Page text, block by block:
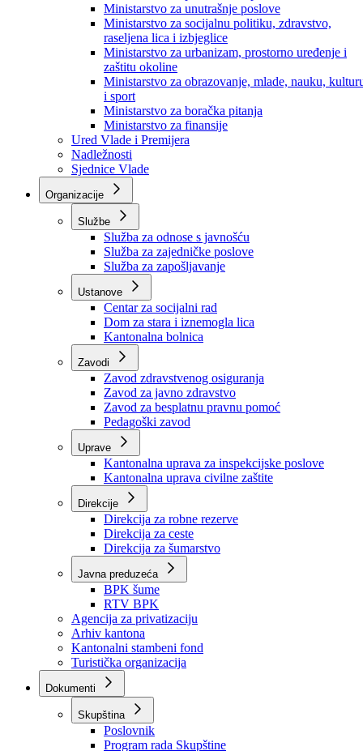
Ministarstva
Ministarstvo za privredu
Ministarstvo za pravosuđe, upravu i radne odnose
Ministarstvo za unutrašnje poslove
Ministarstvo za socijalnu politiku, zdravstvo,
raseljena lica i izbjeglice
Ministarstvo za urbanizam, prostorno uređenje i
zaštitu okoline
Ministarstvo za obrazovanje, mlade, nauku,
i sport
Ministarstvo za boračka pitanja
Ministarstvo za finansije
Ured Vlade i Premijera
Nadležnosti
Sjednice Vlade
Organizacije
Službe
Služba za odnose s javnošću
Služba za zajedničke poslove
Služba za zapošljavanje
Ustanove
Centar za socijalni rad
Dom za stara i iznemogla lica
Kantonalna bolnica
Zavodi
Zavod zdravstvenog osiguranja
Zavod za javno zdravstvo
Zavod za besplatnu pravnu pomoć
Pedagoški zavod
Kantonalna uprava za inspekcijske poslove
Kantonalna uprava civilne zaštite
Direkcije
Direkcija za robne rezerve
Direkcija za ceste
Direkcija za šumarstvo
Javna preduzeća
BPK šume
RTV BPK
Agencija za privatizaciju
Arhiv kantona
Kantonalni stambeni fond
Turistička organizacija
Dokumenti